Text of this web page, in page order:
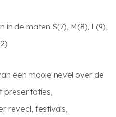
in de maten S(7), M(8), L(9),
een mooie nevel over de
presentaties,
reveal, festivals,